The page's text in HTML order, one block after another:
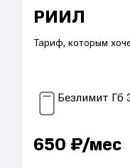
РИИЛ
Тариф, которым
Безлимит Гб
650 ₽/мес